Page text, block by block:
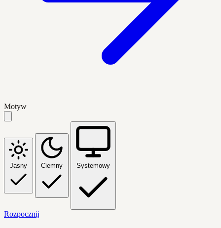
Motyw
Jasny Ciemny Systemowy
Rozpocznij